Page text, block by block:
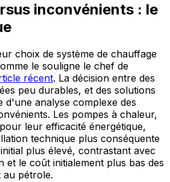
inconvénients : le
choix de système de chauffage
le souligne le chef de
récent. La décision entre des
peu durables, et des solutions
d'une analyse complexe des
Les pompes à chaleur,
leur efficacité énergétique,
technique plus conséquente
plus élevé, contrastant avec
et le coût initialement plus bas des
au pétrole.